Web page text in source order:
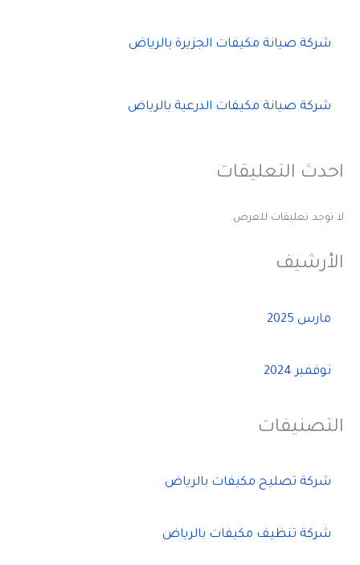
شركة صيانة مكيفات الجزيرة بالرياض
شركة صيانة مكيفات الدرعية بالرياض
احدث التعليقات
لا توجد تعليقات للعرض.
الأرشيف
مارس 2025
نوفمبر 2024
التصنيفات
شركة تصليح مكيفات بالرياض
شركة تنظيف مكيفات بالرياض